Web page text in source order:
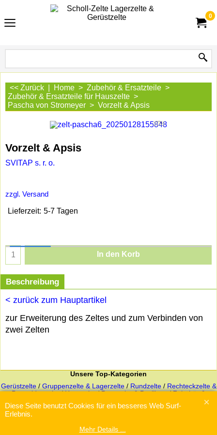
0
<< Zurück Home > Zubehör & Ersatzteile >
Zubehör & Ersatzteile für Hauszelte >
Pascha von Stromeyer > Vorzelt & Apsis
Vorzelt & Apsis
SVITAP s. r. o.
zzgl. Versand
Lieferzeit: 5-7 Tagen
In den Korb
Beschreibung
< zurück zum Hauptartikel
zur Erweiterung des Zeltes und zum Verbinden von
zwei Zelten
Unsere Top-Kategorien
Gerüstzelte / Gruppenzelte & Lagerzelte / Rundzelte/ Rechteckzelte &
Pyramidenzelte/Hauszelte/Partyzelte & Pavillons/Zubehör &
WebShop erstellt mit
Diese Seite benutzt Cookies für ein besseres Web Surf-
Erlebnis.
Mehr Details ...